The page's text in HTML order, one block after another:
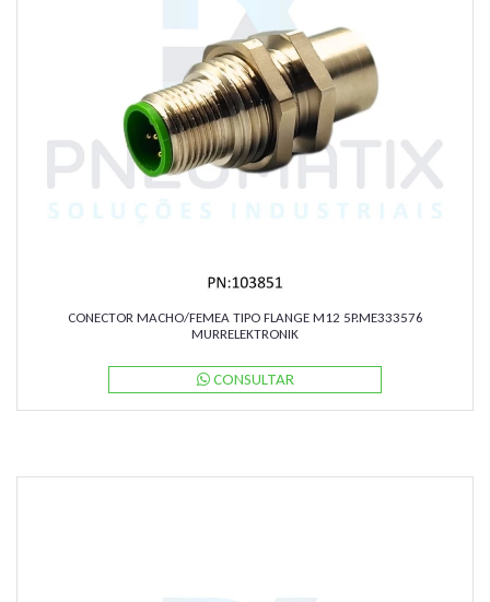
CONECTOR MACHO/FEMEA TIPO FLANGE M12 5P.ME333576
MURRELEKTRONIK
CONSULTAR